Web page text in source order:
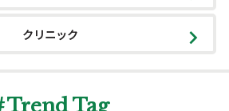
クリニック
Trend Tag